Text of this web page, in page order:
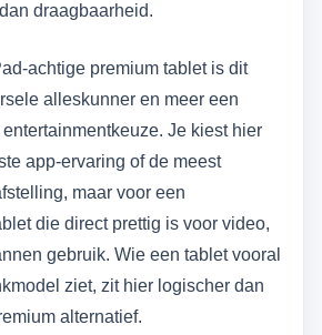
draagbaarheid.
achtige premium tablet is dit
alleskunner en meer een
Je kiest hier
app-ervaring of de meest
maar voor een
die direct prettig is voor video,
gebruik. Wie een tablet vooral
ziet, zit hier logischer dan
alternatief.